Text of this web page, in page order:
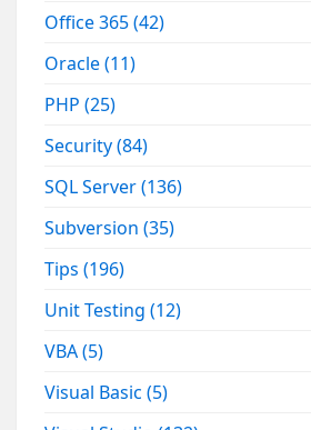
Office 365(42)
Oracle(11)
PHP(25)
Security(84)
SQL Server(136)
Subversion(35)
Tips(196)
Unit Testing(12)
VBA(5)
Visual Basic(5)